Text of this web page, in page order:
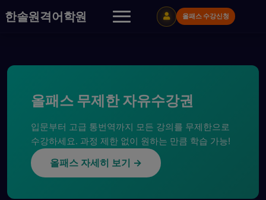
텐한솔원격어학원 올패스 수강신청
올패스 무제한 자유수강권
입문부터 고급 통번역까지 모든 강의를 무제한으로
수강하세요. 과정 제한 없이 원하는 만큼 학습 가능!
올패스 자세히 보기 →